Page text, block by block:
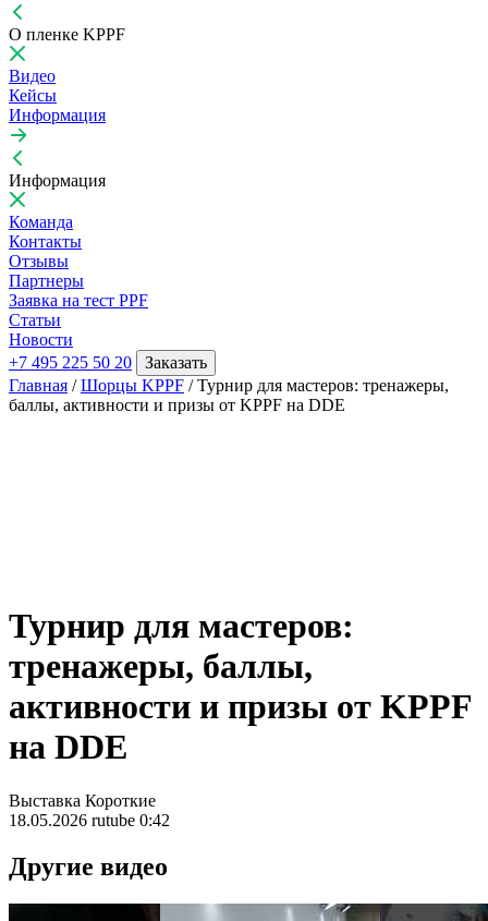
О пленке KPPF
Видео
Кейсы
Информация
Информация
Команда
Контакты
Отзывы
Партнеры
Заявка на тест PPF
Статьи
Новости
+7 495 225 50 20
Заказать
Главная / Шорцы KPPF / Турнир для мастеров: тренажеры,
аллы, активности и призы от KPPF на DDE
Турнир для мастеров:
тренажеры, баллы,
активности и призы от KPPF
на DDE
Выставка Короткие
18.05.2026 rutube 0:42
Другие видео